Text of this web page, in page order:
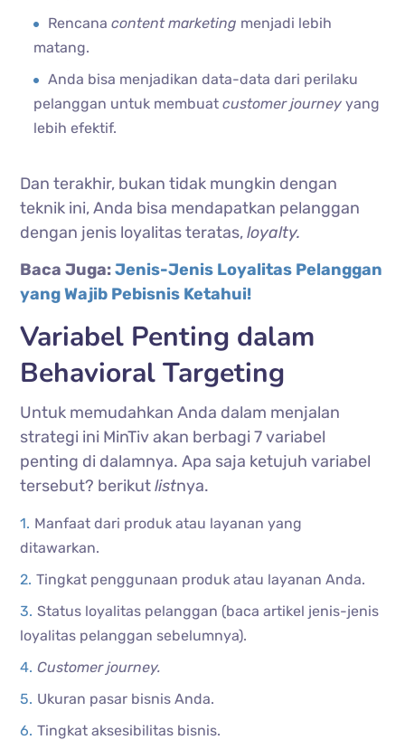
Rencanacontent marketing menjadi lebih
matang.
Anda bisa menjadikan data-data dari perilaku
pelanggan untuk membuatcustomer journeyyang
lebih efektif.
Dan terakhir, bukan tidak mungkin dengan
teknik ini, Anda bisa mendapatkan pelanggan
dengan jenis loyalitas teratas,loyalty.
Baca Juga: Jenis-Jenis Loyalitas Pelanggan
yang Wajib Pebisnis Ketahui!
Variabel Penting dalam
Behavioral Targeting
Untuk memudahkan Anda dalam menjalan
strategi ini MinTiv akan berbagi 7 variabel
penting di dalamnya. Apa saja ketujuh variabel
tersebut? berikutlistnya.
Manfaat dari produk atau layanan yang
ditawarkan.
Tingkat penggunaan produk atau layanan Anda.
Status loyalitas pelanggan (baca artikel jenis-jenis
loyalitas pelanggan sebelumnya).
Customer journey.
Ukuran pasar bisnis Anda.
Tingkat aksesibilitas bisnis.